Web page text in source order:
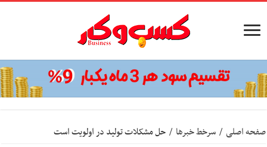
صفحه اصلی / سرخط خبرها / حل مشکلات تولید در اولویت است